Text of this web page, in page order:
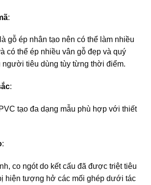
:
gỗ ép nhân tạo nên có thể làm nhiều
có thể ép nhiều vân gỗ đẹp và quý
người tiêu dùng tùy từng thời điểm.
:
tạo đa dạng mẫu phù hợp với thiết
:
co ngót do kết cấu đã được triệt tiêu
hiện tượng hở các mối ghép dưới tác